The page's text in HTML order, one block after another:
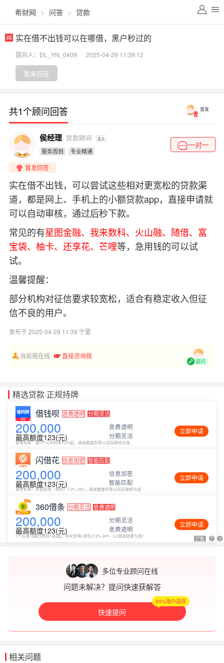
希财网 > 问答 > 贷款
实在借不出钱可以在哪借，黑户秒过的
提问人：DL_YN_0409 2025-04-29 11:39:12
我来回答
共1个顾问回答 首发
侯经理 贷款顾问
服务周到 专业精通
一对一
首发回答
实在借不出钱，可以尝试这些相对更宽松的贷款渠
道，都是网上、手机上的小额贷款app，直接申请就
可以自动审核，通过后秒下款。
常见的有星图金融、我来数科、火山融、随借、富
宝袋、柚卡、还享花、芒哩等，急用钱的可以试
试。
温馨提醒：
部分机构对征信要求较宽松，适合有稳定收入但征
信不良的用户。
发布于 2025-04-29 11:39 宁夏
当前我在线 直接咨询我
追问
广告 ? x
精选贷款·正规持牌
借钱呗 息费透明 分期灵活
200,000
最高额度123(元)
息费透明
分期灵活
立即申请
参考利率：借1千元年利率7.2%起，具体额度利率以实际审核为准
闪借花 信息加密 智能匹配
200,000
最高额度123(元)
信息加密
智能匹配
立即申请
参考利率：年化利率（单利）7.2%-24%，具体额度利率以实际审核为准
360借条 分期灵活 息费透明
200,000
最高额度123(元)
分期灵活
息费透明
立即申请
1千元借12期日费用1毛2起，年化利率(单利)7.2%-24%（以审批结果为准） 广告 ? x
多位专业顾问在线
问题未解决？提问快速获解答
快速提问
99%用户选择
相关问题